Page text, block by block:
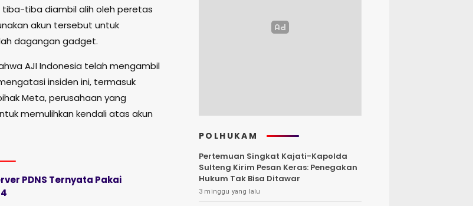
tiba-tiba diambil alih oleh peretas
akun tersebut untuk
dagangan gadget.
AJI Indonesia telah mengambil
insiden ini, termasuk
Meta, perusahaan yang
memulihkan kendali atas akun
PDNS Ternyata Pakai
POLHUKAM
Pertemuan Singkat Kajati-Kapolda
Sulteng Kirim Pesan Keras: Penegakan
Hukum Tak Bisa Ditawar
3 minggu yang lalu